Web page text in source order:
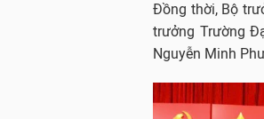
Đồng thời, Bộ
trưởng Trường
Nguyễn Minh